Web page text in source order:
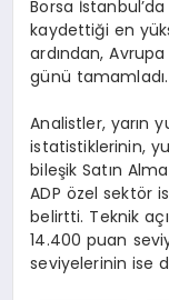
Borsa
kaydettiği en
ardından,
günü tamamladı.
Analistler, yarın
istatistiklerinin,
bileşik Satın
ADP özel sektör
belirtti. Teknik
14.400 puan
seviyelerinin ise